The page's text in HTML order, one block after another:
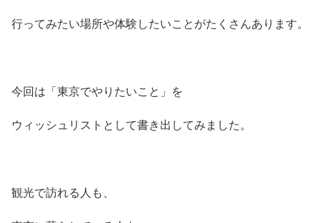
行ってみたい場所や体験したいことがたくさんあります。
今回は「東京でやりたいこと」を
ウィッシュリストとして書き出してみました。
観光で訪れる人も、